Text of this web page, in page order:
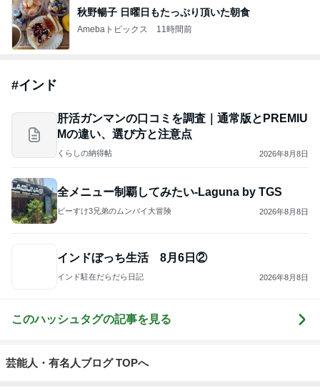
秋野暢子 日曜日もたっぷり頂いた朝食
Amebaトピックス 11時間前
#インド
肝活ガンマンの口コミを調査｜通常版とPREMIU
Mの違い、選び方と注意点
くらしの納得帖 2026年8月8日
全メニュー制覇してみたい-Laguna by TGS
ビーすけ3兄弟のムンバイ大冒険 2026年8月8日
インドぼっち生活 8月6日②
インド駐在だらだら日記 2026年8月8日
このハッシュタグの記事を見る
芸能人・有名人ブログ TOPへ